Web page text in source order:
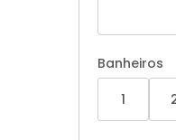
Banheiros
1